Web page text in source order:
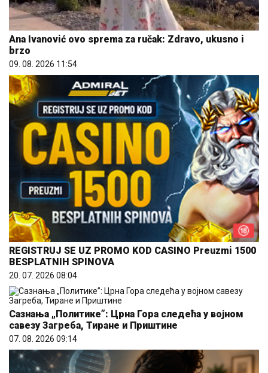
Ana Ivanović ovo sprema za ručak: Zdravo, ukusno i
brzo
09. 08. 2026 11:54
REGISTRUJ SE UZ PROMO KOD CASINO Preuzmi 1500
BESPLATNIH SPINOVA
20. 07. 2026 08:04
Сазнања „Политике”: Црна Гора следећа у војном
савезу Загреба, Тиране и Приштине
07. 08. 2026 09:14